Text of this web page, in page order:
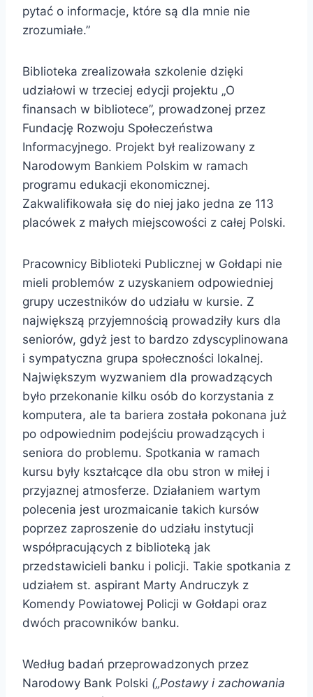
pytać o informacje, które są dla mnie nie
zrozumiałe.”
Biblioteka zrealizowała szkolenie dzięki
udziałowi w trzeciej edycji projektu „O
finansach w bibliotece”, prowadzonej przez
Fundację Rozwoju Społeczeństwa
Informacyjnego. Projekt był realizowany z
Narodowym Bankiem Polskim w ramach
programu edukacji ekonomicznej.
Zakwalifikowała się do niej jako jedna ze 113
placówek z małych miejscowości z całej Polski.
Pracownicy Biblioteki Publicznej w Gołdapi nie
mieli problemów z uzyskaniem odpowiedniej
grupy uczestników do udziału w kursie. Z
największą przyjemnością prowadziły kurs dla
seniorów, gdyż jest to bardzo zdyscyplinowana
i sympatyczna grupa społeczności lokalnej.
Największym wyzwaniem dla prowadzących
było przekonanie kilku osób do korzystania z
komputera, ale ta bariera została pokonana już
po odpowiednim podejściu prowadzących i
seniora do problemu. Spotkania w ramach
kursu były kształcące dla obu stron w miłej i
przyjaznej atmosferze. Działaniem wartym
polecenia jest urozmaicanie takich kursów
poprzez zaproszenie do udziału instytucji
współpracujących z biblioteką jak
przedstawicieli banku i policji. Takie spotkania z
udziałem st. aspirant Marty Andruczyk z
Komendy Powiatowej Policji w Gołdapi oraz
dwóch pracowników banku.
Według badań przeprowadzonych przez
Narodowy Bank Polski („Postawy i zachowania